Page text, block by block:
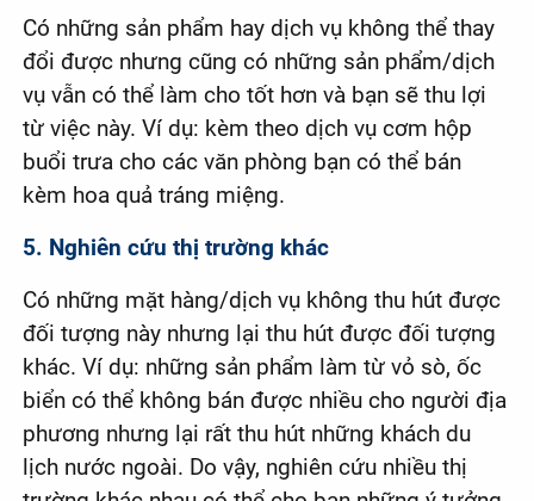
Có những sản phẩm hay dịch vụ không thể thay
đổi được nhưng cũng có những sản phẩm/dịch
vụ vẫn có thể làm cho tốt hơn và bạn sẽ thu lợi
từ việc này. Ví dụ: kèm theo dịch vụ cơm hộp
buổi trưa cho các văn phòng bạn có thể bán
kèm hoa quả tráng miệng.
5. Nghiên cứu thị trường khác
Có những mặt hàng/dịch vụ không thu hút được
đối tượng này nhưng lại thu hút được đối tượng
khác. Ví dụ: những sản phẩm làm từ vỏ sò, ốc
biển có thể không bán được nhiều cho người địa
phương nhưng lại rất thu hút những khách du
lịch nước ngoài. Do vậy, nghiên cứu nhiều thị